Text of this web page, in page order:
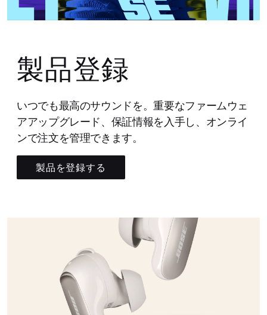
製品登録
いつでも最高のサウンドを。重要なファームウェ
アアップグレード、保証情報を入手し、オンライ
ンで注文を管理できます。
製品を登録する